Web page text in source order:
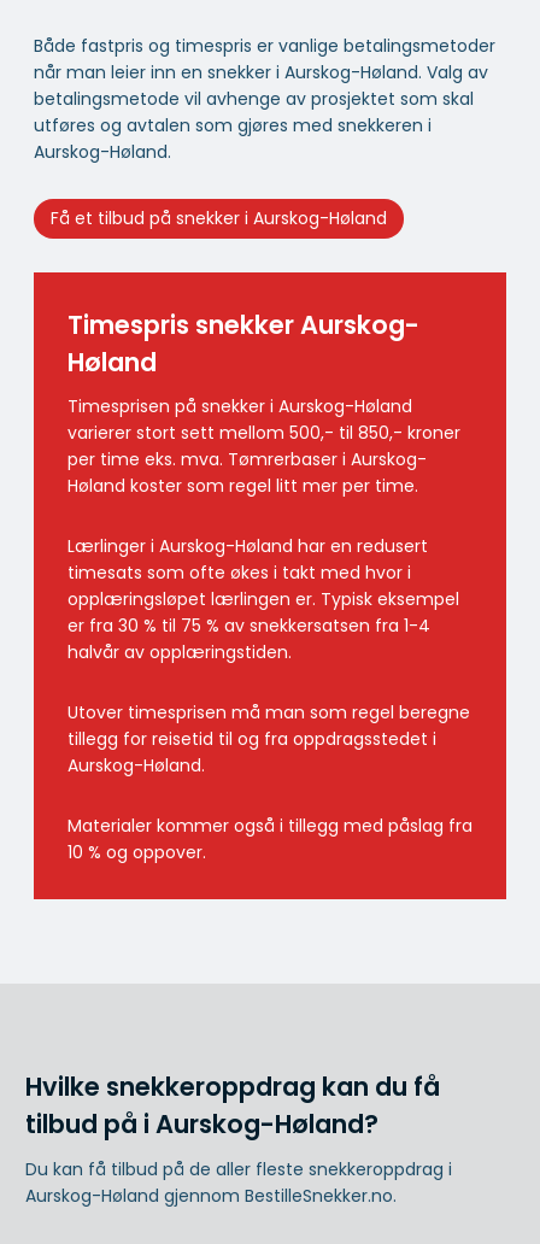
Både fastpris og timespris er vanlige betalingsmetoder
når man leier inn en snekker i Aurskog-Høland. Valg av
betalingsmetode vil avhenge av prosjektet som skal
utføres og avtalen som gjøres med snekkeren i
Aurskog-Høland.
Få et tilbud på snekker i Aurskog-Høland
Timespris snekker Aurskog-
Høland
Timesprisen på snekker i Aurskog-Høland
varierer stort sett mellom 500,- til 850,- kroner
per time eks. mva. Tømrerbaser i Aurskog-
Høland koster som regel litt mer per time.
Lærlinger i Aurskog-Høland har en redusert
timesats som ofte økes i takt med hvor i
opplæringsløpet lærlingen er. Typisk eksempel
er fra 30 % til 75 % av snekkersatsen fra 1-4
halvår av opplæringstiden.
Utover timesprisen må man som regel beregne
tillegg for reisetid til og fra oppdragsstedet i
Aurskog-Høland.
Materialer kommer også i tillegg med påslag fra
10 % og oppover.
Hvilke snekkeroppdrag kan du få
tilbud på i Aurskog-Høland?
Du kan få tilbud på de aller fleste snekkeroppdrag i
Aurskog-Høland gjennom BestilleSnekker.no.